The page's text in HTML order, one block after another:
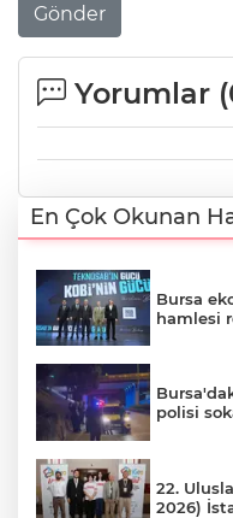
Gönder
Yorumlar (
En Çok Okunan
Bursa
hamlesi
polisi
22.
2026)